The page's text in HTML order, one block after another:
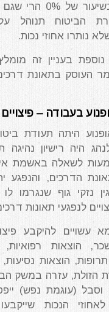
רפואית בשיעור של
הביטוח תנוהל
נותרו אחוזי נכות.
בעניין זה
העוסק בתאונת
בעבודה – פיצויים
היתה תעודת
היה רישיון נהיגה
לשאלה באשמת
הדרכים, והנפגע
נזקי גוף שנגרמו
לנפגעי תאונות
עשויים להיקבע
הוצאות רפואיות,
תרופות, הוצאות
הזולת, עזרה במשק
וסבל (עוגמת נפש)
הנכות